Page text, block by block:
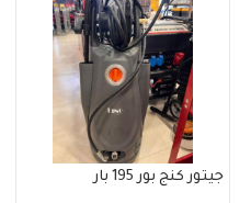
جيتور كنج بور 195 بار